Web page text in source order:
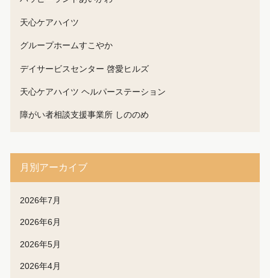
天心ケアハイツ
グループホームすこやか
デイサービスセンター 啓愛ヒルズ
天心ケアハイツ ヘルパーステーション
障がい者相談支援事業所 しののめ
月別アーカイブ
2026年7月
2026年6月
2026年5月
2026年4月